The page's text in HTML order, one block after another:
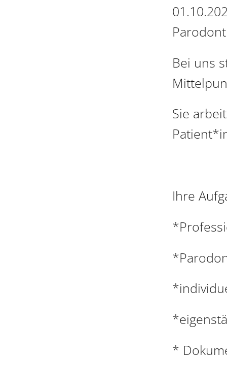
Bei uns
Sie
Ihre
*